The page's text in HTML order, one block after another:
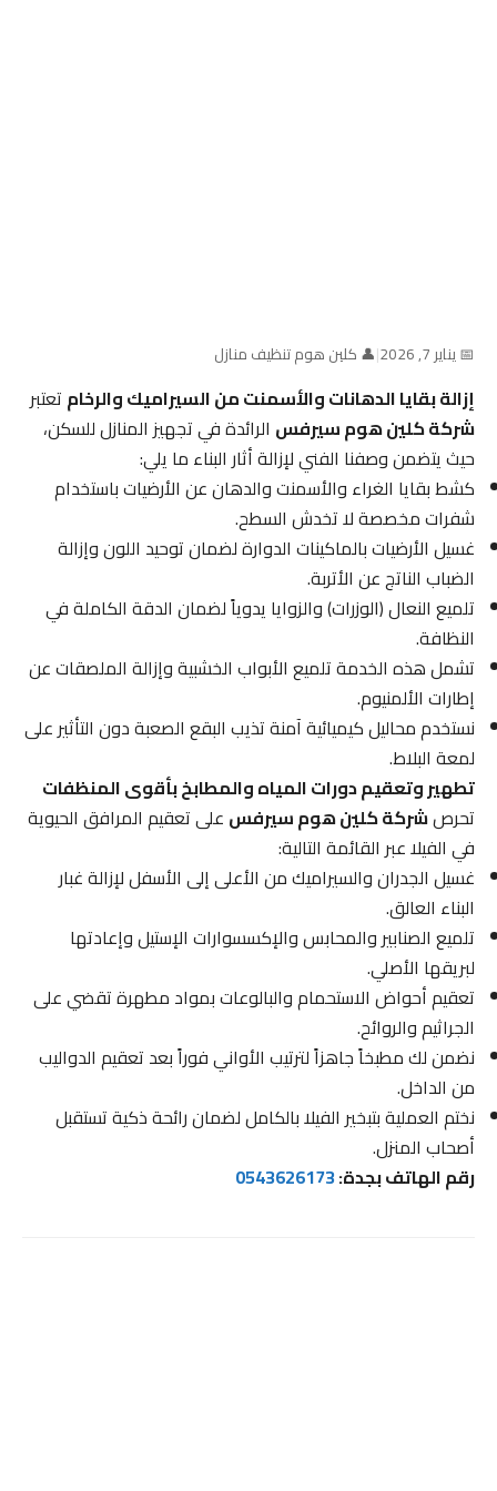
📅 يناير 7, 2026 |👤 كلين هوم تنظيف منازل
إزالة بقايا الدهانات والأسمنت من السيراميك والرخامتعتبر
شركة كلين هوم سيرفسالرائدة في تجهيز المنازل للسكن،
حيث يتضمن وصفنا الفني لإزالة أثار البناء ما يلي:
كشط بقايا الغراء والأسمنت والدهان عن الأرضيات باستخدام
شفرات مخصصة لا تخدش السطح.
غسيل الأرضيات بالماكينات الدوارة لضمان توحيد اللون وإزالة
الضباب الناتج عن الأتربة.
تلميع النعال (الوزرات) والزوايا يدوياً لضمان الدقة الكاملة في
النظافة.
تشمل هذه الخدمة تلميع الأبواب الخشبية وإزالة الملصقات عن
إطارات الألمنيوم.
نستخدم محاليل كيميائية آمنة تذيب البقع الصعبة دون التأثير على
لمعة البلاط.
تطهير وتعقيم دورات المياه والمطابخ بأقوى المنظفات
تحرصشركة كلين هوم سيرفسعلى تعقيم المرافق الحيوية
في الفيلا عبر القائمة التالية:
غسيل الجدران والسيراميك من الأعلى إلى الأسفل لإزالة غبار
البناء العالق.
تلميع الصنابير والمحابس والإكسسوارات الإستيل وإعادتها
لبريقها الأصلي.
تعقيم أحواض الاستحمام والبالوعات بمواد مطهرة تقضي على
الجراثيم والروائح.
نضمن لك مطبخاً جاهزاً لترتيب الأواني فوراً بعد تعقيم الدواليب
من الداخل.
نختم العملية بتبخير الفيلا بالكامل لضمان رائحة ذكية تستقبل
أصحاب المنزل.
رقم الهاتف بجدة:0543626173